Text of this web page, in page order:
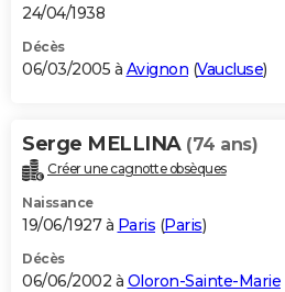
24/04/1938
Décès
06/03/2005 à Avignon (Vaucluse)
Serge MELLINA (74 ans)
Créer une cagnotte obsèques
Naissance
19/06/1927 à Paris (Paris)
Décès
06/06/2002 à Oloron-Sainte-Marie